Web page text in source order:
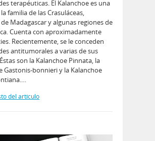
terapéuticas. El Kalanchoe es una
familia de las Crasuláceas,
Madagascar y algunas regiones de
Cuenta con aproximadamente
Recientemente, se le conceden
antitumorales a varias de sus
son la Kalanchoe Pinnata, la
Gastonis-bonnieri y la Kalanchoe
del artículo